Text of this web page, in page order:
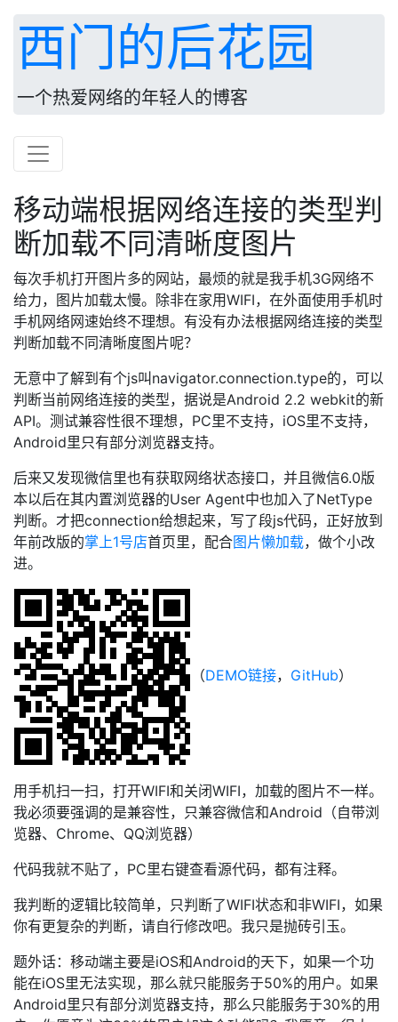
西门的后花园
一个热爱网络的年轻人的博客
移动端根据网络连接的类型判
断加载不同清晰度图片
每次手机打开图片多的网站，最烦的就是我手机3G网络不
给力，图片加载太慢。除非在家用WIFI，在外面使用手机时
手机网络网速始终不理想。有没有办法根据网络连接的类型
判断加载不同清晰度图片呢？
无意中了解到有个js叫navigator.connection.type的，可以
判断当前网络连接的类型，据说是Android 2.2 webkit的新
API。测试兼容性很不理想，PC里不支持，iOS里不支持，
Android里只有部分浏览器支持。
后来又发现微信里也有获取网络状态接口，并且微信6.0版
本以后在其内置浏览器的User Agent中也加入了NetType
判断。才把connection给想起来，写了段js代码，正好放到
年前改版的掌上1号店首页里，配合图片懒加载，做个小改
进。
（DEMO链接， GitHub）
用手机扫一扫，打开WIFI和关闭WIFI，加载的图片不一样。
我必须要强调的是兼容性，只兼容微信和Android（自带浏
览器、Chrome、QQ浏览器）
代码我就不贴了，PC里右键查看源代码，都有注释。
我判断的逻辑比较简单，只判断了WIFI状态和非WIFI，如果
你有更复杂的判断，请自行修改吧。我只是抛砖引玉。
题外话：移动端主要是iOS和Android的天下，如果一个功
能在iOS里无法实现，那么就只能服务于50%的用户。如果
Android里只有部分浏览器支持，那么只能服务于30%的用